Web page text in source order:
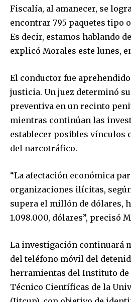
Join our
SUBSCRIBERS and
conversation.
To subscribe, simply enter your
safe with us.
Fiscalía, al amanecer, se
encontrar 795 paquetes tipo
Es decir, estamos hablando
explicó Morales este lunes,
El conductor fue
justicia. Un juez determinó
preventiva en un recinto
mientras continúan las
establecer posibles vínculos
del narcotráfico.
“La afectación económica
organizaciones ilícitas,
supera el millón de dólares,
1.098.000, dólares”, precisó
La investigación continuará
del teléfono móvil del
herramientas del Instituto
Técnico Científicas de la